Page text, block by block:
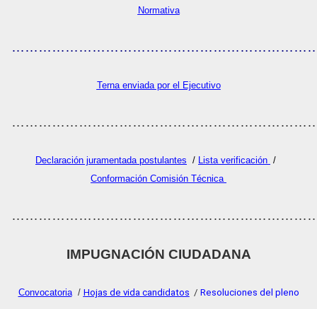
Normativa
Terna enviada por el Ejecutivo
Declaración juramentada postulantes / Lista verificación /
Conformación Comisión Técnica
IMPUGNACIÓN CIUDADANA
Convocatoria/ Hojas de vida candidatos / Resoluciones del pleno